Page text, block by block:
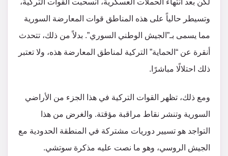
لكن بعد انتهاء الحملات العسكرية، انسحبت القوات التركية،
وتسيطر حالياً على هذه المناطق قوات المعارضة السورية
مما يسمى بـ”الجيش الوطني السوري”. بدلاً من ذلك، تتحدث
أنقرة عن “الحماية” التركية لمناطق المعارضة هذه، ولا تعتبر
ذلك احتلالًا مباشرًا.
ومع ذلك، تظهر القوات التركية في هذا الجزء من الأراضي
السورية وتنشر نقاط مراقبة مؤقتة. والغرض من هذا
التواجد هو تسيير دوريات مشتركة في المنطقة الحدودية مع
الجيش الروسي، وهو ما نصت عليه مذكرة سوتشي.